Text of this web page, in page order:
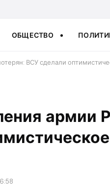
ОБЩЕСТВО
ВСУ сделали
армии